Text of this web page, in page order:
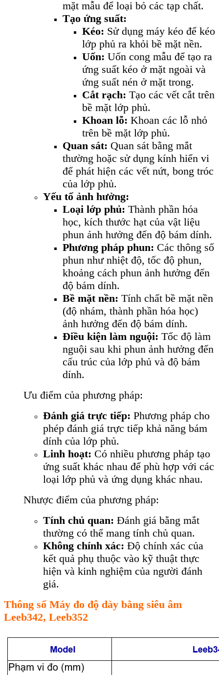
mặt mẫu để loại bỏ các tạp chất.
Tạo ứng suất:
Kéo: Sử dụng máy kéo để kéo
lớp phủ ra khỏi bề mặt nền.
Uốn: Uốn cong mẫu để tạo ra
ứng suất kéo ở mặt ngoài và
ứng suất nén ở mặt trong.
Cắt rạch: Tạo các vết cắt trên
bề mặt lớp phủ.
Khoan lỗ: Khoan các lỗ nhỏ
trên bề mặt lớp phủ.
Quan sát: Quan sát bằng mắt
thường hoặc sử dụng kính hiển vi
để phát hiện các vết nứt, bong tróc
của lớp phủ.
Yếu tố ảnh hưởng:
Loại lớp phủ: Thành phần hóa
học, kích thước hạt của vật liệu
phun ảnh hưởng đến độ bám dính.
Phương pháp phun: Các thông số
phun như nhiệt độ, tốc độ phun,
khoảng cách phun ảnh hưởng đến
độ bám dính.
Bề mặt nền: Tính chất bề mặt nền
(độ nhám, thành phần hóa học)
ảnh hưởng đến độ bám dính.
Điều kiện làm nguội: Tốc độ làm
nguội sau khi phun ảnh hưởng đến
cấu trúc của lớp phủ và độ bám
dính.
Ưu điểm của phương pháp:
Đánh giá trực tiếp: Phương pháp cho
phép đánh giá trực tiếp khả năng bám
dính của lớp phủ.
Linh hoạt: Có nhiều phương pháp tạo
ứng suất khác nhau để phù hợp với các
loại lớp phủ và ứng dụng khác nhau.
Nhược điểm của phương pháp:
Tính chủ quan: Đánh giá bằng mắt
thường có thể mang tính chủ quan.
Không chính xác: Độ chính xác của
kết quả phụ thuộc vào kỹ thuật thực
hiện và kinh nghiệm của người đánh
giá.
Thông số Máy đo độ dày bằng siêu âm
Leeb342, Leeb352